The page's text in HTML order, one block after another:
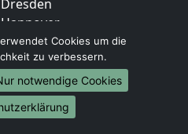
Nürnberg
Duisburg
Wuppertal
Cookies um die
zu verbessern.
notwendige Cookies